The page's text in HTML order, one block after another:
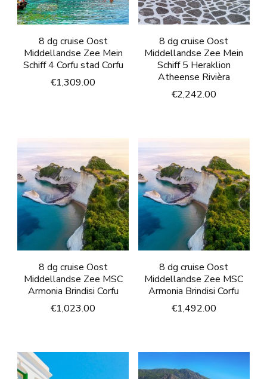
8 dg cruise Oost
Middellandse Zee Mein
Schiff 4 Corfu stad Corfu
€1,309.00
8 dg cruise Oost
Middellandse Zee Mein
Schiff 5 Heraklion
Atheense Rivièra
€2,242.00
8 dg cruise Oost
Middellandse Zee MSC
Armonia Brindisi Corfu
€1,023.00
8 dg cruise Oost
Middellandse Zee MSC
Armonia Brindisi Corfu
€1,492.00